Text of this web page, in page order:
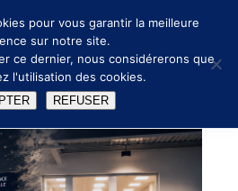
🔑
pour vous garantir la meilleure
sur notre site.
ce dernier, nous considérerons que
l'utilisation des cookies.
REFUSER